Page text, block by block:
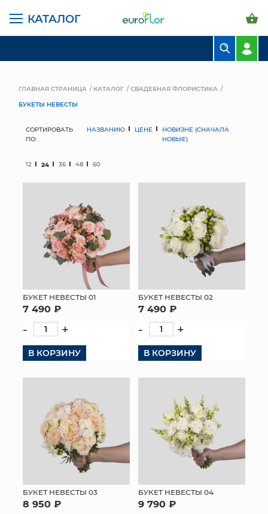
КАТАЛОГ
СВАДЕБНАЯ ФЛОРИСТИКА
ГОРШКИ И КАШПО
ГРУНТЫ И УДОБРЕНИЯ
ПРЕДМЕТЫ ИНТЕРЬЕРА
ВАЗЫ
МЯГКИЕ ИГРУШКИ
КОРЗИНЫ
ПАКЕТЫ И СУМКИ
ПОДАРОЧНЫЕ КАРТЫ
ОПТОВЫМ КЛИЕНТАМ
ГЛАВНАЯ СТРАНИЦА КАТАЛОГ
СВАДЕБНАЯ ФЛОРИСТИКА
БУКЕТЫ НЕВЕСТЫ
СОРТИРОВАТЬ
ПО:
НАЗВАНИЮ ЦЕНЕ
НОВИЗНЕ (СНАЧАЛА
НОВЫЕ)
12 24 36 48 60
БУКЕТ НЕВЕСТЫ 01
7 490 ₽
- +
В КОРЗИНУ
БУКЕТ НЕВЕСТЫ 02
7 490 ₽
- +
В КОРЗИНУ
БУКЕТ НЕВЕСТЫ 03
8 950 ₽
БУКЕТ НЕВЕСТЫ 04
9 790 ₽